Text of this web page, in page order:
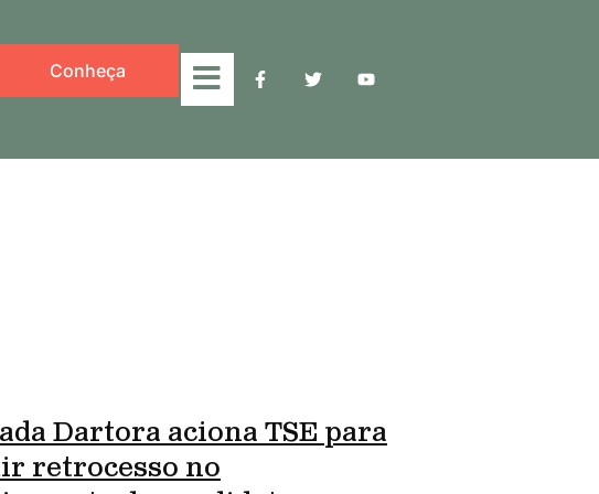
Conheça
Dartora aciona TSE para
retrocesso no